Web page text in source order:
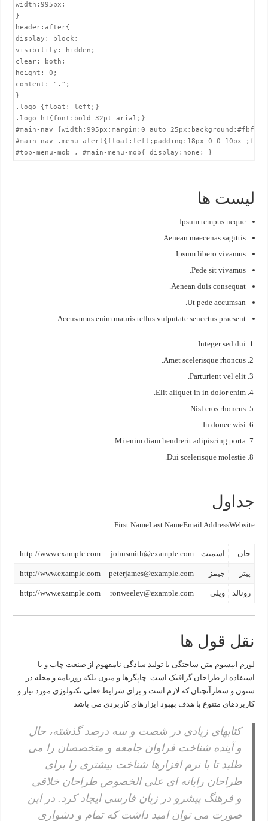
width:995px;
}
header:after{
display: block;
visibility: hidden;
clear: both;
height: 0;
content: ".";
}
.logo {float: left;}
.logo h1{font:bold 32pt arial;}
#main-nav {width:995px;margin:0 auto
#main-nav .menu-alert{float:left;padding:18px 0 0 10px
#top-menu-mob , #main-menu-mob{ display:none; }
لیست ها
Ipsum tempus neque.
Aenean maecenas sagittis.
Ipsum libero vivamus.
Pede sit vivamus.
Aenean duis consequat.
Ut pede accumsan.
Accusamus enim mauris tellus vulputate senectus praesent.
Integer sed dui.
Amet scelerisque rhoncus.
Parturient vel elit.
Elit aliquet in in dolor enim.
Nisl eros rhoncus.
In donec wisi.
Mi enim diam hendrerit adipiscing porta.
Dui scelerisque molestie.
جداول
First NameLast NameEmail AddressWebsite
جان اسمیت johnsmith@example.com
http://www.example.com
پیتر جیمز peterjames@example.com
http://www.example.com
رونالد ویلی ronweeley@example.com
http://www.example.com
نقل قول ها
لورم ایپسوم متن ساختگی با تولید سادگی نامفهوم از صنعت چاپ و با
استفاده از طراحان گرافیک است. چاپگرها و متون بلکه روزنامه و مجله در
ستون و سطرآنچنان که لازم است و برای شرایط فعلی تکنولوژی مورد نیاز و
کاربردهای متنوع با هدف بهبود ابزارهای کاربردی می باشد
کتابهای زیادی در شصت و سه درصد گذشته، حال
و آینده شناخت فراوان جامعه و متخصصان را می
طلبد تا با نرم افزارها شناخت بیشتری را برای
طراحان رایانه ای علی الخصوص طراحان خلاقی
و فرهنگ پیشرو در زبان فارسی ایجاد کرد. در این
صورت می توان امید داشت که تمام و دشواری